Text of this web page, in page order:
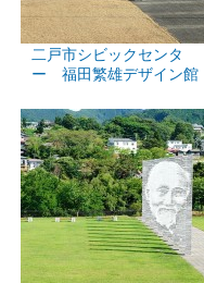
二戸市シビックセンタ
ー 福田繁雄デザイン館